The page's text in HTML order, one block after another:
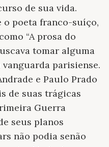
de sua vida.
o poeta franco-suíço,
“A prosa do
tomar alguma
parisiense.
e Paulo Prado
de suas trágicas
Guerra
seus planos
não podia senão